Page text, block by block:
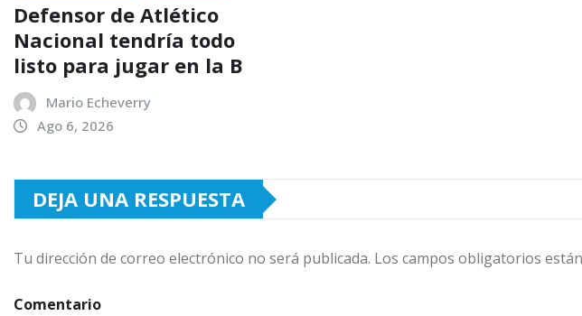
Defensor de Atlético
Nacional tendría todo
listo para jugar en la B
Mario Echeverry
Ago 6, 2026
DEJA UNA RESPUESTA
Tu dirección de correo electrónico no será publicada. Los campos obligatorios
Comentario